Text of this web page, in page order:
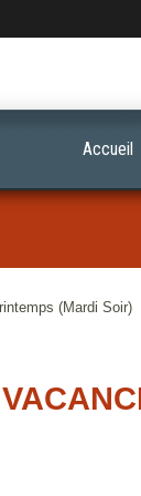
(Mardi Soir)
Accueil